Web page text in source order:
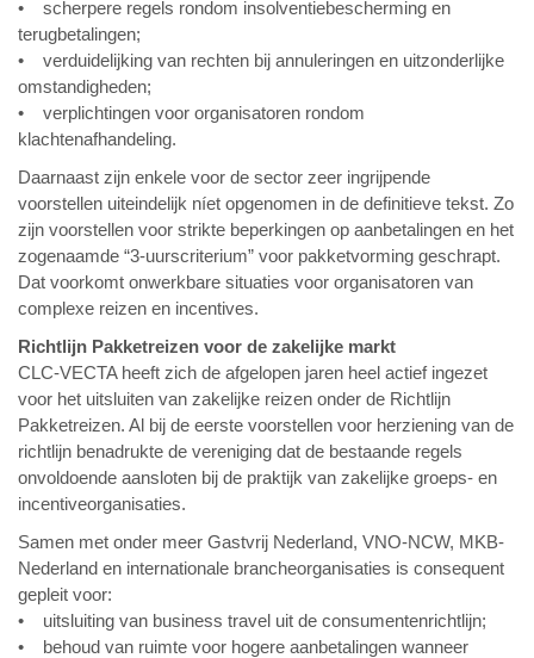
• scherpere regels rondom insolventiebescherming en
terugbetalingen;
• verduidelijking van rechten bij annuleringen en uitzonderlijke
omstandigheden;
• verplichtingen voor organisatoren rondom
klachtenafhandeling.
Daarnaast zijn enkele voor de sector zeer ingrijpende
voorstellen uiteindelijk níet opgenomen in de definitieve tekst. Zo
zijn voorstellen voor strikte beperkingen op aanbetalingen en het
zogenaamde “3-uurscriterium” voor pakketvorming geschrapt.
Dat voorkomt onwerkbare situaties voor organisatoren van
complexe reizen en incentives.
Richtlijn Pakketreizen voor de zakelijke markt
CLC-VECTA heeft zich de afgelopen jaren heel actief ingezet
voor het uitsluiten van zakelijke reizen onder de Richtlijn
Pakketreizen. Al bij de eerste voorstellen voor herziening van de
richtlijn benadrukte de vereniging dat de bestaande regels
onvoldoende aansloten bij de praktijk van zakelijke groeps- en
incentiveorganisaties.
Samen met onder meer Gastvrij Nederland, VNO-NCW, MKB-
Nederland en internationale brancheorganisaties is consequent
gepleit voor:
• uitsluiting van business travel uit de consumentenrichtlijn;
• behoud van ruimte voor hogere aanbetalingen wanneer